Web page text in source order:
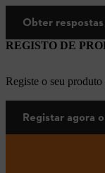
Obter respostas
REGISTO DE
Registe o seu
Registar agora